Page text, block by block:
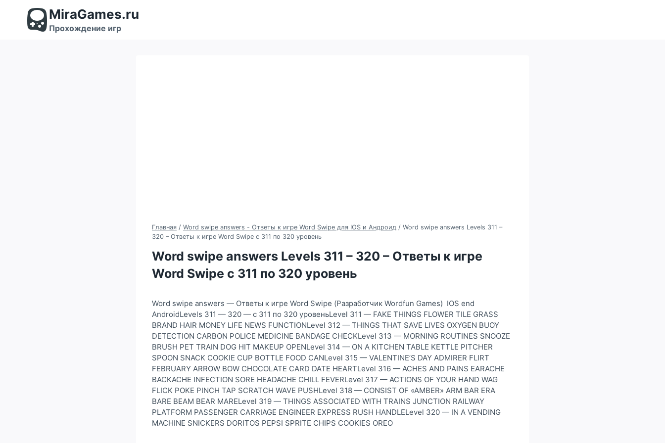
содержимому
MiraGames.ru
Прохождение игр
Главная / Word swipe answers - Ответы к игре Word Swipe для IOS и Андроид / Word swipe answers Levels 311 –
320 – Ответы к игре Word Swipe с 311 по 320 уровень
Word swipe answers Levels 311 – 320 – Ответы к игре
Word Swipe с 311 по 320 уровень
Word swipe answers — Ответы к игре Word Swipe (Разработчик Wordfun Games) IOS end
AndroidLevels 311 — 320 — с 311 по 320 уровеньLevel 311 — FAKE THINGS FLOWER TILE GRASS
BRAND HAIR MONEY LIFE NEWS FUNCTIONLevel 312 — THINGS THAT SAVE LIVES OXYGEN BUOY
DETECTION CARBON POLICE MEDICINE BANDAGE CHECKLevel 313 — MORNING ROUTINES SNOOZE
BRUSH PET TRAIN DOG HIT MAKEUP OPENLevel 314 — ON A KITCHEN TABLE KETTLE PITCHER
SPOON SNACK COOKIE CUP BOTTLE FOOD CANLevel 315 — VALENTINE’S DAY ADMIRER FLIRT
FEBRUARY ARROW BOW CHOCOLATE CARD DATE HEARTLevel 316 — ACHES AND PAINS EARACHE
BACKACHE INFECTION SORE HEADACHE CHILL FEVERLevel 317 — ACTIONS OF YOUR HAND WAG
FLICK POKE PINCH TAP SCRATCH WAVE PUSHLevel 318 — CONSIST OF «AMBER» ARM BAR ERA
BARE BEAM BEAR MARELevel 319 — THINGS ASSOCIATED WITH TRAINS JUNCTION RAILWAY
PLATFORM PASSENGER CARRIAGE ENGINEER EXPRESS RUSH HANDLELevel 320 — IN A VENDING
MACHINE SNICKERS DORITOS PEPSI SPRITE CHIPS COOKIES OREO